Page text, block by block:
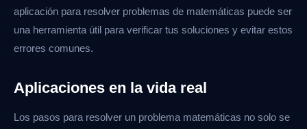
aplicación para resolver problemas de matemáticas puede ser
una herramienta útil para verificar tus soluciones y evitar estos
errores comunes.
Aplicaciones en la vida real
Los pasos para resolver un problema matemáticas no solo se